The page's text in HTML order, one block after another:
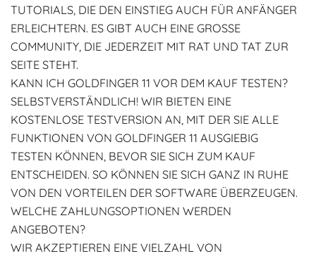
TUTORIALS, DIE DEN EINSTIEG AUCH FÜR ANFÄNGER
ERLEICHTERN. ES GIBT AUCH EINE GROSSE
COMMUNITY, DIE JEDERZEIT MIT RAT UND TAT ZUR
SEITE STEHT.
KANN ICH GOLDFINGER 11 VOR DEM KAUF TESTEN?
SELBSTVERSTÄNDLICH! WIR BIETEN EINE
KOSTENLOSE TESTVERSION AN, MIT DER SIE ALLE
FUNKTIONEN VON GOLDFINGER 11 AUSGIEBIG
TESTEN KÖNNEN, BEVOR SIE SICH ZUM KAUF
ENTSCHEIDEN. SO KÖNNEN SIE SICH GANZ IN RUHE
VON DEN VORTEILEN DER SOFTWARE ÜBERZEUGEN.
WELCHE ZAHLUNGSOPTIONEN WERDEN
ANGEBOTEN?
WIR AKZEPTIEREN EINE VIELZAHL VON